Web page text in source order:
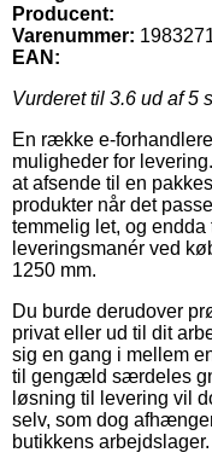
Producent:
Varenummer:
EAN:
Vurderet til 3.6 ud af 5
En række e-
muligheder for
at afsende til en
produkter når det
temmelig let, og
leveringsmanér ved
1250 mm.
Du burde derudover
privat eller ud til dit
sig en gang i mellem
til gengæld særdeles
løsning til levering vil
selv, som dog
butikkens arbejdslager.